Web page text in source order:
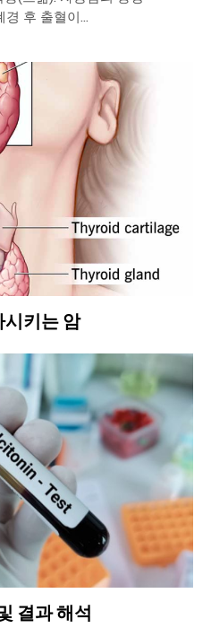
후 출혈이...
시키는 암
결과 해석